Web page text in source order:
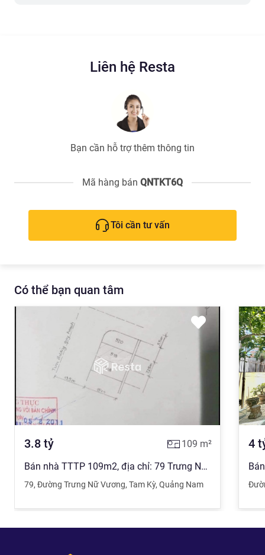
Liên hệ Resta
Bạn cần hỗ trợ thêm thông tin
Mã hàng bán QNTKT6Q
Tôi cần tư vấn
Có thể bạn quan tâm
3.8 tỷ 109 m²
Bán nhà TTTP 109m2, địa chỉ: 79 Trưng Nữ Vương, Phường Tân Thạnh
79, Đường Trưng Nữ Vương, Tam Kỳ, Quảng Nam
4